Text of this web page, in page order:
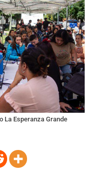
La Esperanza Grande